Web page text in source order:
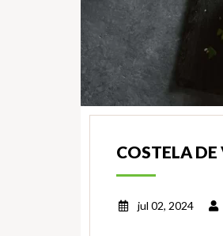
COSTELA
jul 02, 2024